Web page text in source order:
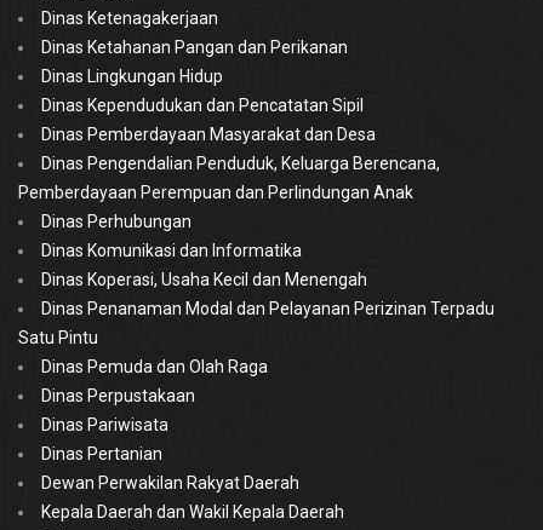
Dinas Ketenagakerjaan
Dinas Ketahanan Pangan dan Perikanan
Dinas Lingkungan Hidup
Dinas Kependudukan dan Pencatatan Sipil
Dinas Pemberdayaan Masyarakat dan Desa
Dinas Pengendalian Penduduk, Keluarga Berencana,
Pemberdayaan Perempuan dan Perlindungan Anak
Dinas Perhubungan
Dinas Komunikasi dan Informatika
Dinas Koperasi, Usaha Kecil dan Menengah
Dinas Penanaman Modal dan Pelayanan Perizinan Terpadu
Satu Pintu
Dinas Pemuda dan Olah Raga
Dinas Perpustakaan
Dinas Pariwisata
Dinas Pertanian
Dewan Perwakilan Rakyat Daerah
Kepala Daerah dan Wakil Kepala Daerah